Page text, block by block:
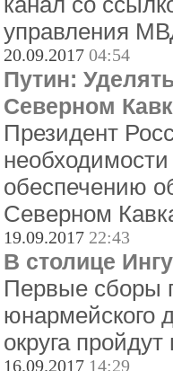
управления
20.09.2017 04:54
Путин:
Северном
Президент
обеспечению
Северном
19.09.2017 22:43
В столице
Первые сборы
юнармейского
округа
16.09.2017 14:29